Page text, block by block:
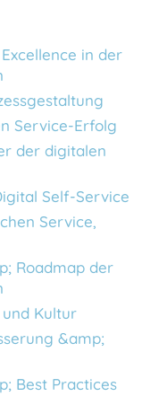
in der
Service-Erfolg
der digitalen
Self-Service
Service,
Roadmap der
Kultur
&amp;
Best Practices